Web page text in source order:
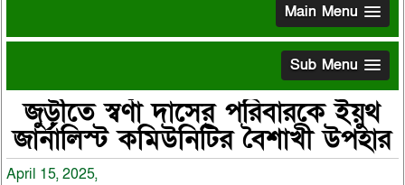
Main Menu
Sub Menu
জুড়ীতে স্বর্ণা দাসের পরিবারকে ইয়ুথ
জার্নালিস্ট কমিউনিটির বৈশাখী উপহার
April 15, 2025,